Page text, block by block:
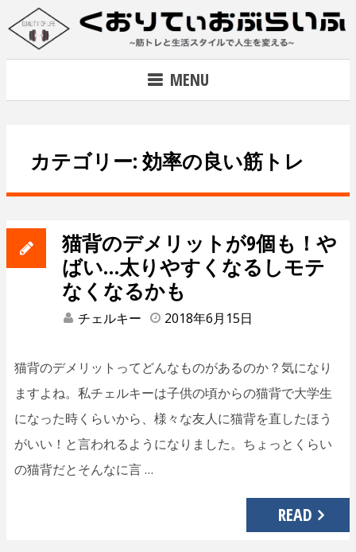
Skip
MENU
カテゴリー: 効率の良い筋トレ
猫背のデメリットが9個も！や
ばい…太りやすくなるしモテ
なくなるかも
チェルキー 2018年6月15日
猫背のデメリットってどんなものがあるのか？気になり
ますよね。私チェルキーは子供の頃からの猫背で大学生
になった時くらいから、様々な友人に猫背を直したほう
がいい！と言われるようになりました。ちょっとくらい
の猫背だとそんなに言 …
READ